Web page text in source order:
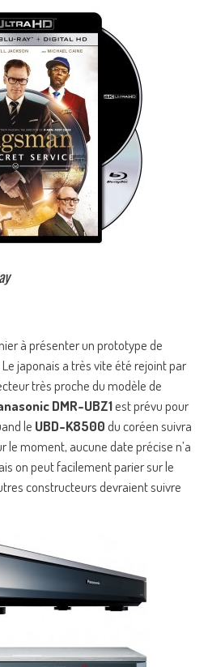
à présenter un prototype de
. Le japonais a très vite été rejoint par
très proche du modèle de
DMR-UBZ1est prévu pour
le UBD-K8500du coréen suivra
le moment, aucune date précise n’a
on peut facilement parier sur le
constructeurs devraient suivre